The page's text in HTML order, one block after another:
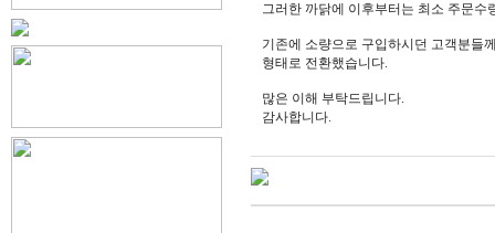
그러한 까닭에 이후부터는 최소 주문수
기존에 소량으로 구입하시던 고객분들
형태로 전환했습니다.
많은 이해 부탁드립니다.
감사합니다.